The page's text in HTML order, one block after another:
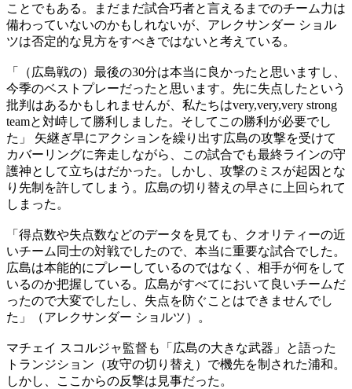
ことでもある。まだまだ試合巧者と言えるまでのチーム力は
備わっていないのかもしれないが、アレクサンダー ショル
ツは否定的な見方をすべきではないと考えている。
「（広島戦の）最後の30分は本当に良かったと思いますし、
今季のベストプレーだったと思います。先に失点したという
批判はあるかもしれませんが、私たちはvery,very,very strong
teamと対峙して勝利しました。そしてこの勝利が必要でし
た」 矢継ぎ早にアクションを繰り出す広島の攻撃を受けて
カバーリングに奔走しながら、この試合でも最終ラインの守
護神として立ちはだかった。しかし、攻撃のミスが起因とな
り先制を許してしまう。広島の切り替えの早さに上回られて
しまった。
「得点数や失点数などのデータを見ても、クオリティーの近
いチーム同士の対戦でしたので、本当に重要な試合でした。
広島は本能的にプレーしているのではなく、相手が何をして
いるのか把握している。広島がすべてにおいて良いチームだ
ったので大変でしたし、失点を防ぐことはできませんでし
た」（アレクサンダー ショルツ）。
マチェイ スコルジャ監督も「広島の大きな武器」と語った
トランジション（攻守の切り替え）で機先を制された浦和。
しかし、ここからの反撃は見事だった。